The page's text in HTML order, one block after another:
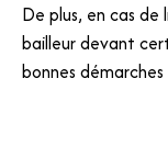
De plus, en cas
bailleur devant
bonnes